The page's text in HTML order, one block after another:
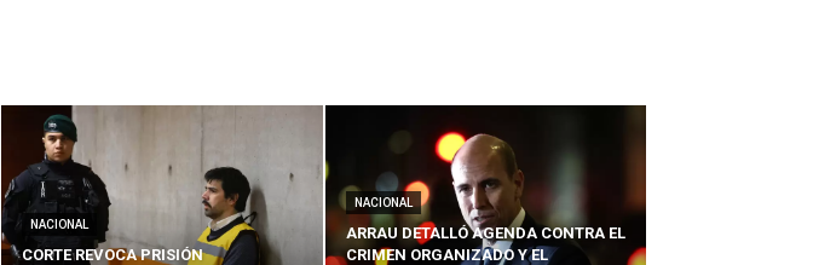
Nación
NACIONAL
CORTE REVOCA PRISIÓN
NACIONAL
ARRAU DETALLÓ AGENDA CONTRA EL
CRIMEN ORGANIZADO Y EL